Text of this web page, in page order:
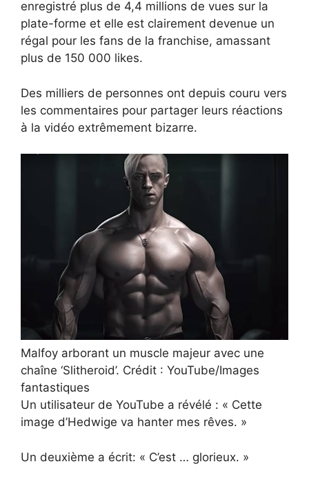
enregistré plus de 4,4 millions de vues sur la
plate-forme et elle est clairement devenue un
régal pour les fans de la franchise, amassant
plus de 150 000 likes.
Des milliers de personnes ont depuis couru vers
les commentaires pour partager leurs réactions
à la vidéo extrêmement bizarre.
Malfoy arborant un muscle majeur avec une
chaîne ‘Slitheroid’. Crédit : YouTube/Images
fantastiques
Un utilisateur de YouTube a révélé : « Cette
image d’Hedwige va hanter mes rêves. »
Un deuxième a écrit: « C’est … glorieux. »